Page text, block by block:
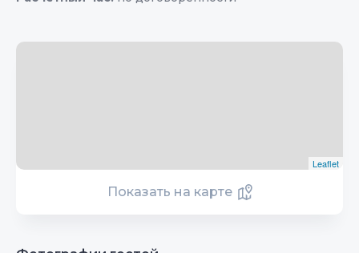
Leaflet
Показать на карте